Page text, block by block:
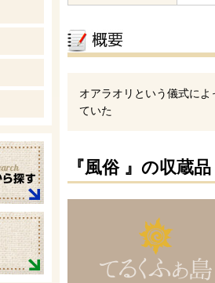
オアラオリという儀式に
ていた
『風俗 』の収蔵品